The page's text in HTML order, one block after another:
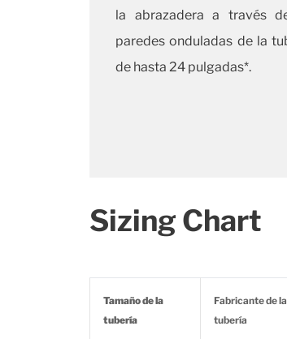
la abrazadera a través
paredes onduladas de la
de hasta 24 pulgadas*.
Sizing Chart
Tamaño de la
tubería
Fabricante de la
tubería